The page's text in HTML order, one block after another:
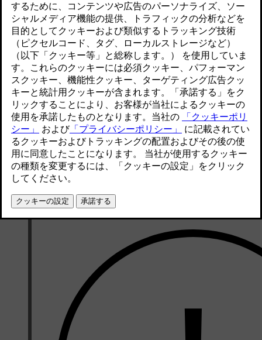
車両後方を横切る交通に関するアラートは、ギヤがRまたは
用できます。 この機能はリアレーダーの使用により横方向
して、パーキングビューにアラートを表示することができ
アラート音が鳴ることもあります。
これらのアラートは主に、移動中の大きな乗り物(乗用車な
好条件下では、小型の移動物体についても警告できる場合が